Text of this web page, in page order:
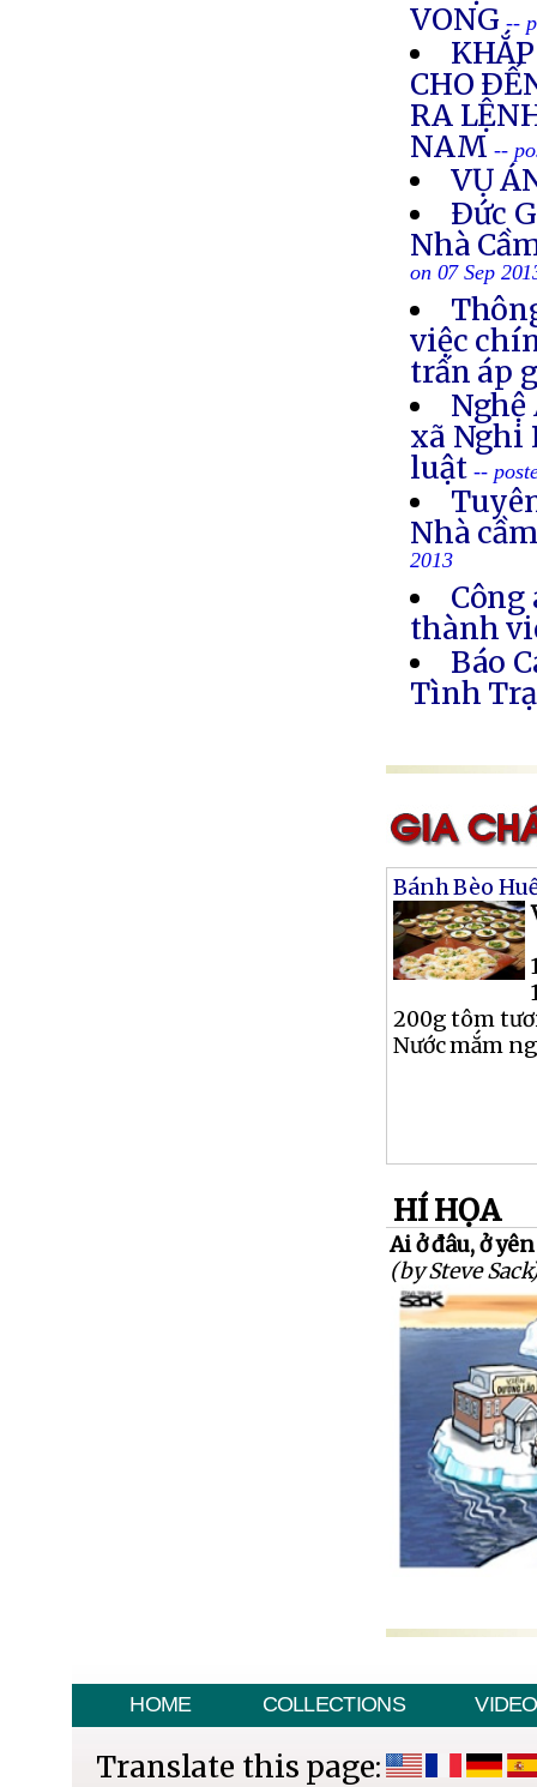
VONG --
CHO
RA
NAM--
VỤ
Ðức
Nhà
on 07 Sep
việc
trấn áp
Nghệ
xã Nghi
luật--
Nhà
2013
thành
Báo
Tình
Bánh Bèo
200g tôm
Nước mắm
HÍ HỌA
Ai ở đâu, ở
(by Steve
HOME COLLECTIONS VIDEO
Translate this page: